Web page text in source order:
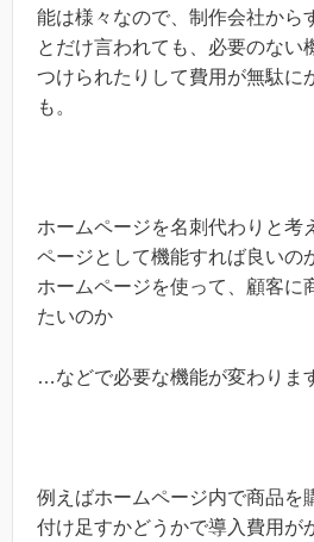
能は様々なので、制作会社から
とだけ言われても、必要のない
つけられたりして費用が無駄に
も。
ホームページを名刺代わりと考
ページとして機能すれば良いの
ホームページを使って、顧客に
たいのか
…などで必要な機能が変わりま
例えばホームページ内で商品を
付け足すかどうかで導入費用が